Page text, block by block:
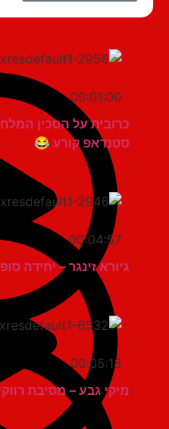
00:01:00
כרובית על הסכין המלחיץ |
סטנדאפ קורע 😂
00:04:57
גיורא זינגר – יחידה סופר
00:05:18
מיקי גבע – מסיבת רווקים